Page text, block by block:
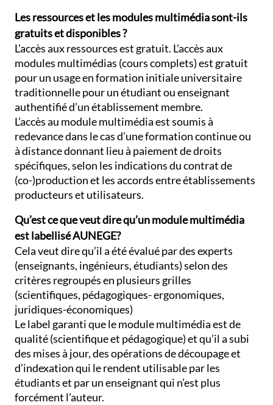
Les ressources et les modules multimédia sont-ils
gratuits et disponibles ?
L’accès aux ressources est gratuit. L’accès aux
modules multimédias (cours complets) est gratuit
pour un usage en formation initiale universitaire
traditionnelle pour un étudiant ou enseignant
authentifié d’un établissement membre.
L’accès au module multimédia est soumis à
redevance dans le cas d’une formation continue ou
à distance donnant lieu à paiement de droits
spécifiques, selon les indications du contrat de
(co-)production et les accords entre établissements
producteurs et utilisateurs.
Qu’est ce que veut dire qu’un module multimédia
est labellisé AUNEGE?
Cela veut dire qu’il a été évalué par des experts
(enseignants, ingénieurs, étudiants) selon des
critères regroupés en plusieurs grilles
(scientifiques, pédagogiques- ergonomiques,
juridiques-économiques)
Le label garanti que le module multimédia est de
qualité (scientifique et pédagogique) et qu’il a subi
des mises à jour, des opérations de découpage et
d’indexation qui le rendent utilisable par les
étudiants et par un enseignant qui n’est plus
forcément l’auteur.